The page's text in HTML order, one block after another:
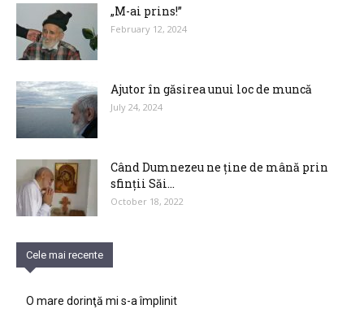
„M-ai prins!”
February 12, 2024
Ajutor în găsirea unui loc de muncă
July 24, 2024
Când Dumnezeu ne ține de mână prin
sfinții Săi…
October 18, 2022
Cele mai recente
O mare dorinţă mi s-a împlinit